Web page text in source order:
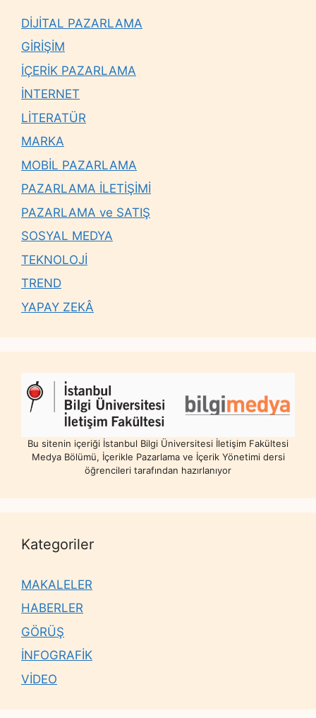
DİJİTAL PAZARLAMA
GİRİŞİM
İÇERİK PAZARLAMA
İNTERNET
LİTERATÜR
MARKA
MOBİL PAZARLAMA
PAZARLAMA İLETİŞİMİ
PAZARLAMA ve SATIŞ
SOSYAL MEDYA
TEKNOLOJİ
TREND
YAPAY ZEKÂ
Bu sitenin içeriği İstanbul Bilgi Üniversitesi İletişim Fakültesi
Medya Bölümü, İçerikle Pazarlama ve İçerik Yönetimi dersi
öğrencileri tarafından hazırlanıyor
Kategoriler
MAKALELER
HABERLER
GÖRÜŞ
İNFOGRAFİK
VİDEO